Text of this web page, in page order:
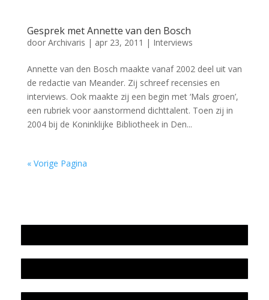
Gesprek met Annette van den Bosch
door Archivaris | apr 23, 2011 | Interviews
Annette van den Bosch maakte vanaf 2002 deel uit van
de redactie van Meander. Zij schreef recensies en
interviews. Ook maakte zij een begin met ‘Mals groen’,
een rubriek voor aanstormend dichttalent. Toen zij in
2004 bij de Koninklijke Bibliotheek in Den...
« Vorige Pagina